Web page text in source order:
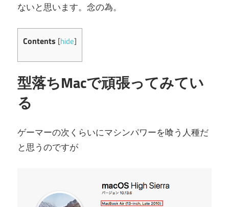
ないと思います。念の為。
Contents [hide]
型落ちMacで頑張ってみてい
る
ゲーマーの次くらいにマシンパワーを喰う人種だ
と思うのですが